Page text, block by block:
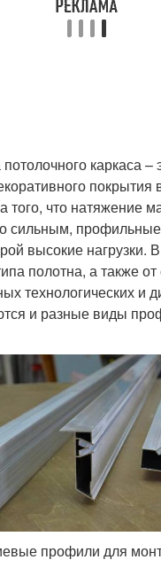
каркаса –
покрытия
того, что натяжение
сильным,
высокие нагрузки.
полотна, а также
технологических и
и разные виды
профили для